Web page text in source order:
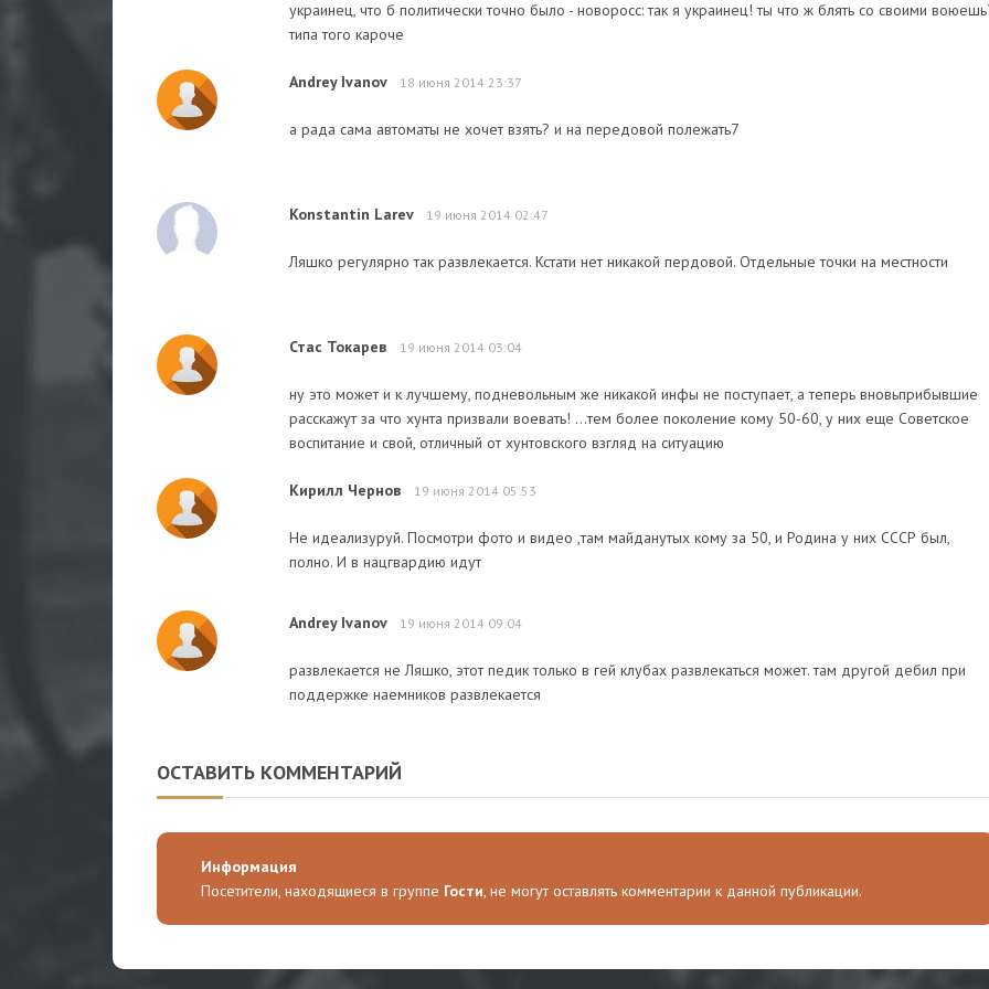
украинец, что б политически точно было - новоросс: так я украинец! ты что ж блять со своими
типа того кароче
Andrey Ivanov 18 июня 2014 23:37
а рада сама автоматы не хочет взять? и на передовой полежать7
Konstantin Larev 19 июня 2014 02:47
Ляшко регулярно так развлекается. Кстати нет никакой пердовой. Отдельные точки на местности
Стас Токарев 19 июня 2014 03:04
ну это может и к лучшему, подневольным же никакой инфы не поступает, а теперь вновьприбывшие
расскажут за что хунта призвали воевать! ...тем более поколение кому 50-60, у них еще Советское
воспитание и свой, отличный от хунтовского взгляд на ситуацию
Кирилл Чернов 19 июня 2014 05:53
Не идеализуруй. Посмотри фото и видео ,там майданутых кому за 50, и Родина у них СССР был,
полно. И в нацгвардию идут
Andrey Ivanov 19 июня 2014 09:04
развлекается не Ляшко, этот педик только в гей клубах развлекаться может. там другой дебил при
поддержке наемников развлекается
ОСТАВИТЬ КОММЕНТАРИЙ
Информация
Посетители, находящиеся в группе Гости, не могут оставлять комментарии к данной публикации.